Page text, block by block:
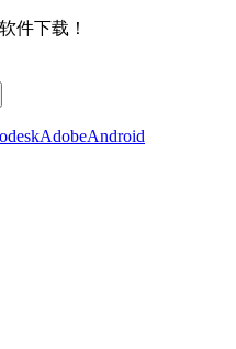
件下载！
AdobeAndroid